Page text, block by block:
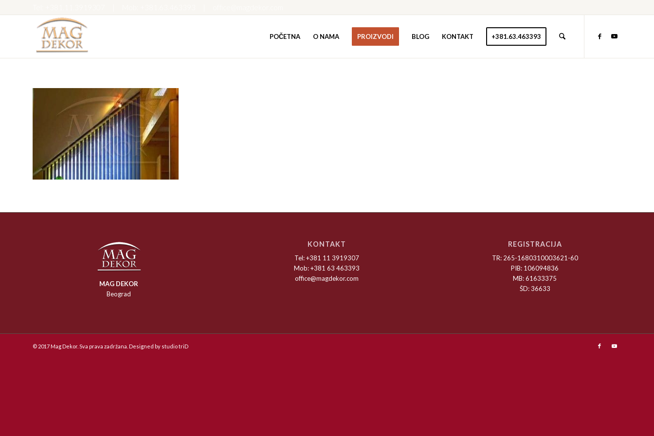
POČETNA O NAMA PROIZVODI BLOG KONTAKT +381.63.463393
MAG DEKOR
Beograd
KONTAKT
Tel: +381 11 3919307
Mob: +381 63 463393
office@magdekor.com
REGISTRACIJA
TR: 265-1680310003621-60
PIB: 106094836
MB: 61633375
ŠD: 36633
© 2017 Mag Dekor. Sva prava zadržana. Designed by studio triD